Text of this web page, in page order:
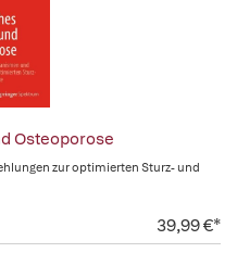
Osteoporose
zur optimierten Sturz- und
39,99 €*